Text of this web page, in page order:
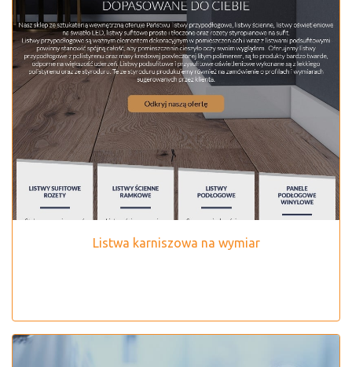
Listwa karniszowa na wymiar